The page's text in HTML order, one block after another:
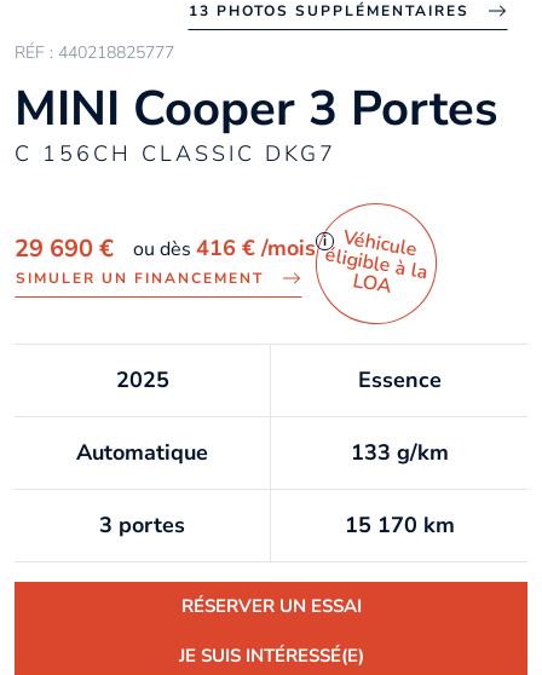
13 PHOTOS SUPPLÉMENTAIRES
RÉF : 440218825777
MINI Cooper 3 Portes
C 156CH CLASSIC DKG7
29 690 € ou dès 416 €/mois i
SIMULER UN FINANCEMENT
Véhicule
éligible à la
LO
A
2025 Essence
Automatique 133 g/km
3 portes 15 170 km
RÉSERVER UN ESSAI
JE SUIS INTÉRESSÉ(E)